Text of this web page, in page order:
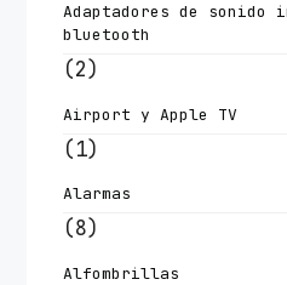
Adaptadores de sonido
bluetooth
(2)
Airport y Apple TV
(1)
Alarmas
(8)
Alfombrillas